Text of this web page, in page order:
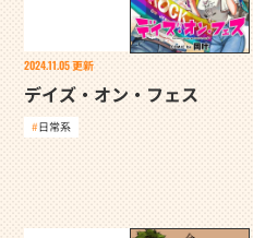
2024.11.05更新
デイズ・オン・フェス
日常系